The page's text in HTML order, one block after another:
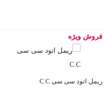
بستن
فروش ویژه
ریمل اتود سی سی C.C